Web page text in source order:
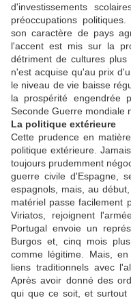
d'investissements
préoccupations
son caractère de pays
l'accent est mis sur la
détriment de cultures
n'est acquise qu'au prix
le niveau de vie baisse
la prospérité engendrée
Seconde Guerre mondiale
La politique extérieure
Cette prudence en
politique extérieure.
toujours prudemment
guerre civile d'Espagne,
espagnols, mais, au
matériel passe facilement
Viriatos, rejoignent
Portugal envoie un
Burgos et, cinq mois
comme légitime. Mais,
liens traditionnels avec
Après avoir donné des
qui que ce soit, et surtout